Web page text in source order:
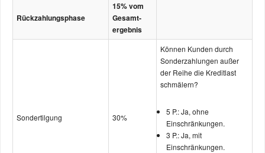
Rück­­zahlungs­­phase
15% vom
Gesamt­­­
ergebnis
Sondertilgung 30%
Können Kunden durch
Sonderzahlungen außer
der Reihe die Kreditlast
schmälern?
5 P.: Ja, ohne
Einschränkungen.
3 P.: Ja, mit
Einschränkungen.